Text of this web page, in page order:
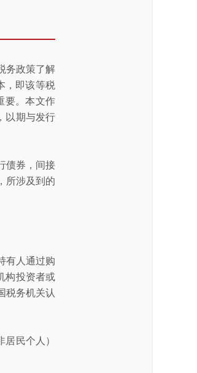
务政策了解
，即该等税
要。本文作
以期与发行
债券，间接
所涉及到的
有人通过购
构投资者或
税务机关认
民个人）